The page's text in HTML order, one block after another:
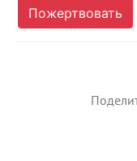
Пожертвовать